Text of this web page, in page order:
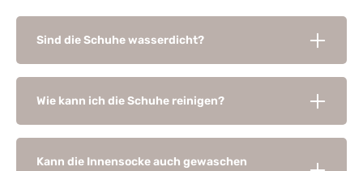
Sind die Schuhe wasserdicht?
Wie kann ich die Schuhe reinigen?
Kann die Innensocke auch gewaschen